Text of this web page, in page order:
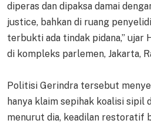
diperas dan dipaksa damai
justice, bahkan di ruang
terbukti ada tindak pidana,” ujar
di kompleks parlemen, Jakarta,
Politisi Gerindra tersebut
hanya klaim sepihak koalisi sipil
menurut dia, keadilan restoratif